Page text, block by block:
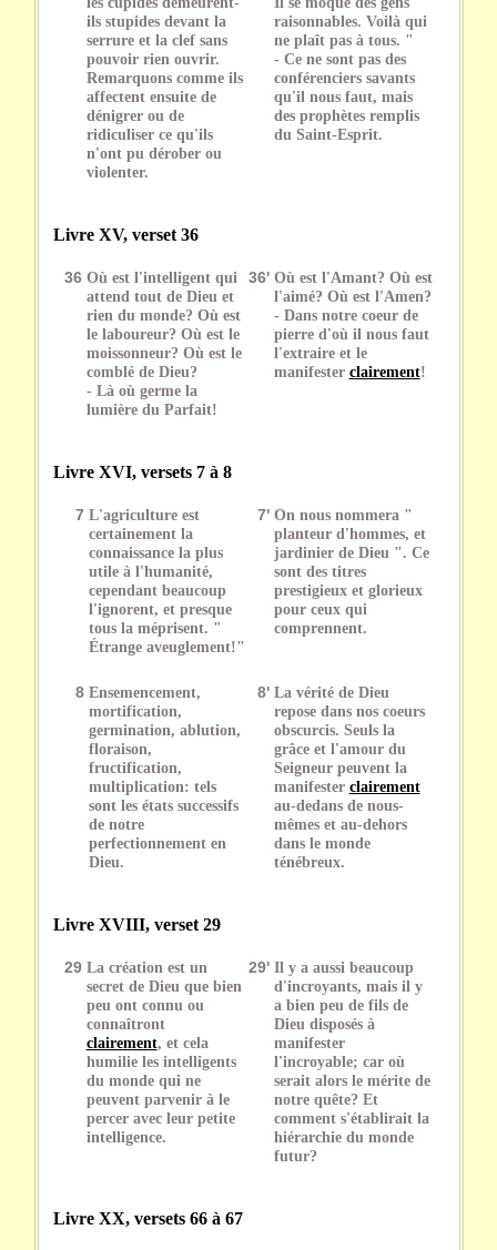
ils stupides devant la
serrure et la clef sans
pouvoir rien ouvrir.
Remarquons comme ils
affectent ensuite de
dénigrer ou de
ridiculiser ce qu'ils
n'ont pu dérober ou
violenter.
raisonnables. Voilà qui
ne plaît pas à tous. "
- Ce ne sont pas des
conférenciers savants
qu'il nous faut, mais
des prophètes remplis
du Saint-Esprit.
Livre XV, verset 36
36 Où est l'intelligent qui
attend tout de Dieu et
rien du monde? Où est
le laboureur? Où est le
moissonneur? Où est le
comblé de Dieu?
- Là où germe la
lumière du Parfait!
36' Où est l'Amant? Où est
l'aimé? Où est l'Amen?
- Dans notre coeur de
pierre d'où il nous faut
l'extraire et le
manifester clairement!
Livre XVI, versets 7 à 8
7 L'agriculture est
certainement la
connaissance la plus
utile à l'humanité,
cependant beaucoup
l'ignorent, et presque
tous la méprisent. "
Étrange aveuglement!"
7' On nous nommera "
planteur d'hommes, et
jardinier de Dieu ". Ce
sont des titres
prestigieux et glorieux
pour ceux qui
comprennent.
8 Ensemencement,
mortification,
germination, ablution,
floraison,
fructification,
multiplication: tels
sont les états successifs
de notre
perfectionnement en
Dieu.
8' La vérité de Dieu
repose dans nos coeurs
obscurcis. Seuls la
grâce et l'amour du
Seigneur peuvent la
manifester clairement
au-dedans de nous-
mêmes et au-dehors
dans le monde
ténébreux.
Livre XVIII, verset 29
29 La création est un
secret de Dieu que bien
peu ont connu ou
connaîtront
clairement, et cela
humilie les intelligents
du monde qui ne
peuvent parvenir à le
percer avec leur petite
intelligence.
29' Il y a aussi beaucoup
d'incroyants, mais il y
a bien peu de fils de
Dieu disposés à
manifester
l'incroyable; car où
serait alors le mérite de
notre quête? Et
comment s'établirait la
hiérarchie du monde
futur?
Livre XX, versets 66 à 67